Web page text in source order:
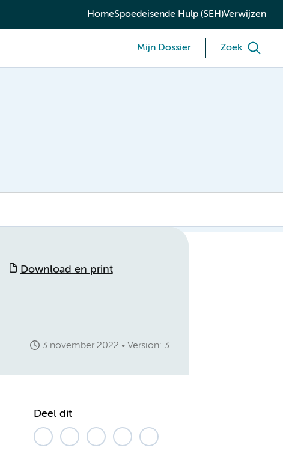
HomeSpoedeisende Hulp (SEH)Verwijzen
Mijn Dossier Zoek
Download en print
3 november 2022 Version: 3
Deel dit